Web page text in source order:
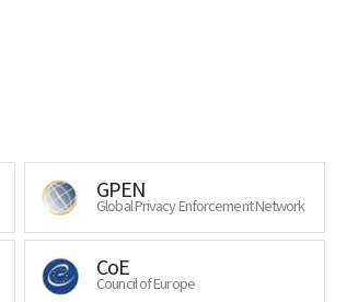
GPEN
Global Privacy Enforcement Network
CoE
Council of Europe